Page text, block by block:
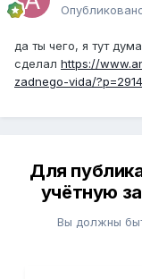
да ты чего, я тут
сделал https://
zadnego-vida/
Для
учётную
Вы должны